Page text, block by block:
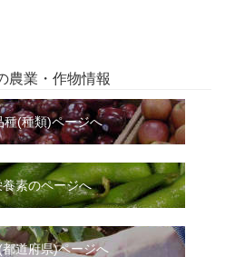
農業・作物情報
種(種類)ページへ
素のページへ
道府県)ページへ